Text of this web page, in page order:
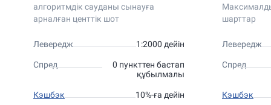
алгоритмдік сауданы сынауға
арналған центтік шот
Левередж 1:2000 дейін
Спред
0 пункттен бастап
құбылмалы
Кэшбэк 10%-ға дейін
шарттар
Левередж
Спред
Кэшбэк